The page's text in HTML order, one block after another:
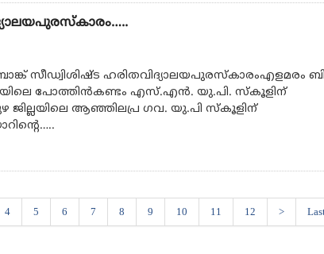
സീഡ്വിശിഷ്ട ഹരിതവിദ്യാലയപുരസ്‌കാരംഎളമരം
പോത്തിന്‍കണ്ടം എസ്.എന്‍. യു.പി. സ്‌കൂളിന്
ജില്ലയിലെ ആഞ്ഞിലപ്ര ഗവ. യു.പി സ്‌കൂളിന്
4 5 6 7 8 9 10 11 12 >